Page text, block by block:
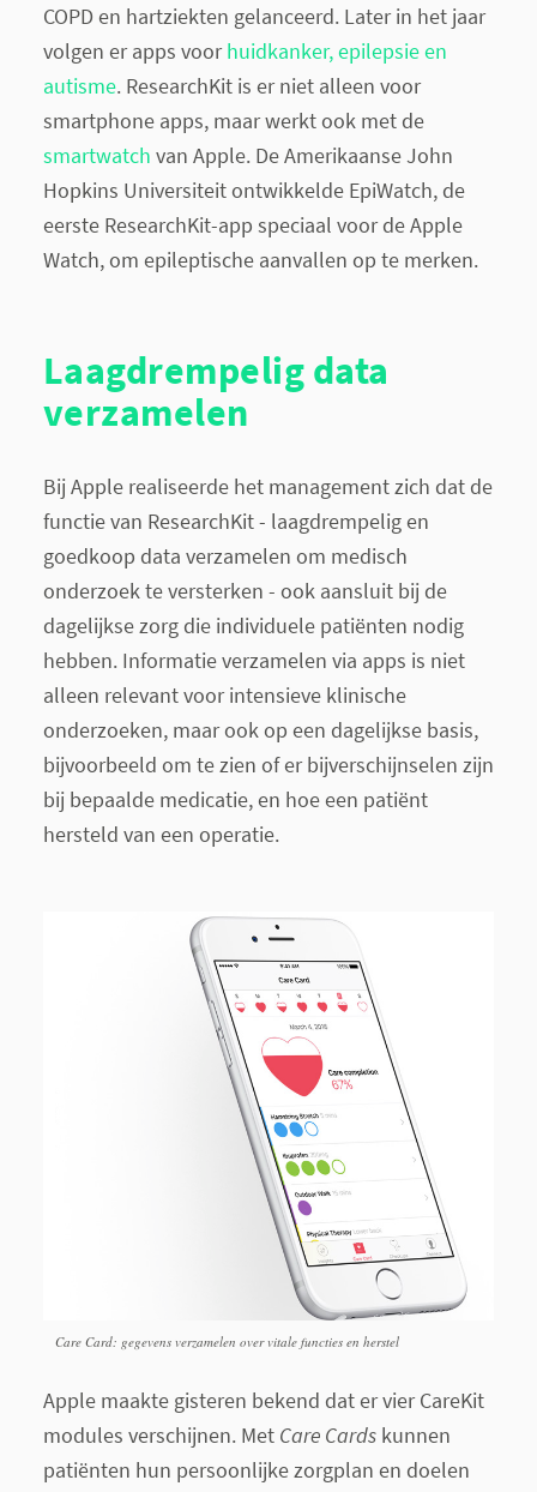
COPD en hartziekten gelanceerd. Later in het jaar
volgen er apps voorhuidkanker, epilepsie en
autisme. ResearchKit is er niet alleen voor
smartphone apps, maar werkt ook met de
smartwatch van Apple. De Amerikaanse John
Hopkins Universiteit ontwikkelde EpiWatch, de
eerste ResearchKit-app speciaal voor de Apple
Watch, om epileptische aanvallen op te merken.
Laagdrempelig data
verzamelen
Bij Apple realiseerde het management zich dat de
functie van ResearchKit - laagdrempelig en
goedkoop data verzamelen om medisch
onderzoek te versterken - ook aansluit bij de
dagelijkse zorg die individuele patiënten nodig
hebben. Informatie verzamelen via apps is niet
alleen relevant voor intensieve klinische
onderzoeken, maar ook op een dagelijkse basis,
bijvoorbeeld om te zien of er bijverschijnselen zijn
bij bepaalde medicatie, en hoe een patiënt
hersteld van een operatie.
Care Card: gegevens verzamelen over vitale functies en herstel
Apple maakte gisteren bekend dat er vier CareKit
modules verschijnen. Met Care Cardskunnen
patiënten hun persoonlijke zorgplan en doelen